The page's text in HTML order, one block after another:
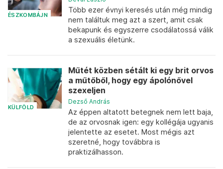
ÉSZKOMBÁJN
Több ezer évnyi keresés után még mindig
nem találtuk meg azt a szert, amit csak
bekapunk és egyszerre csodálatossá válik
a szexuális életünk.
KÜLFÖLD
Műtét közben sétált ki egy brit orvos
a műtőből, hogy egy ápolónővel
szexeljen
Dezső András
Az éppen altatott betegnek nem lett baja,
de az orvosnak igen: egy kollégája ugyanis
jelentette az esetet. Most mégis azt
szeretné, hogy továbbra is
praktizálhasson.